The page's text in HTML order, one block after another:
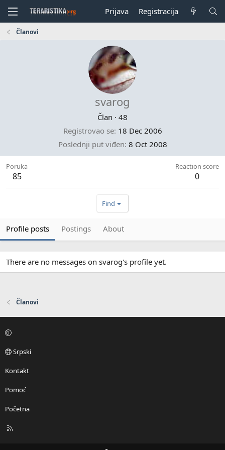
Prijava Registracija
Članovi
svarog
Član · 48
Registrovao se 18 Dec 2006
Poslednji put viđen 8 Oct 2008
Poruka
85
Reaction score
0
Find
Profile posts Postings About
There are no messages on svarog's profile yet.
Članovi
Srpski
Kontakt
Pomoć
Početna
R